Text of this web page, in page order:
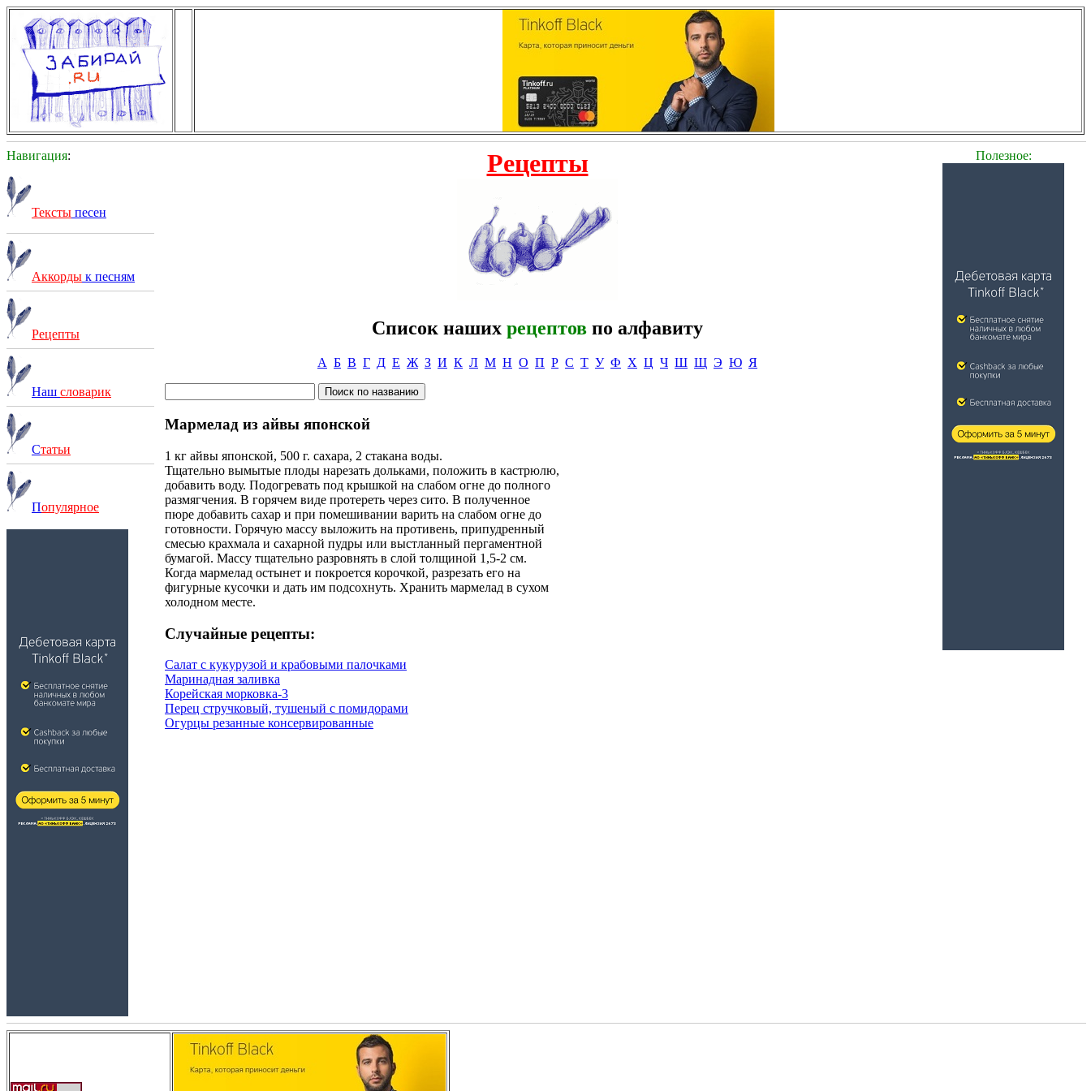
Навигация:
Тексты песен
Аккорды к песням
Рецепты
Наш словарик
Статьи
Популярное
Рецепты
Список наших рецептов по алфавиту
А Б В Г Д Е Ж З И К Л М Н О П Р С Т У Ф Х Ц Ч Ш Щ Э Ю Я
Мармелад из айвы японской
1 кг айвы японской, 500 г. сахара, 2 стакана воды.
Тщательно вымытые плоды нарезать дольками, положить в кастрюлю,
добавить воду. Подогревать под крышкой на слабом огне до полного
размягчения. В горячем виде протереть через сито. В полученное
пюре добавить сахар и при помешивании варить на слабом огне до
готовности. Горячую массу выложить на противень, припудренный
смесью крахмала и сахарной пудры или выстланный пергаментной
бумагой. Массу тщательно разровнять в слой толщиной 1,5-2 см.
Когда мармелад остынет и покроется корочкой, разрезать его на
фигурные кусочки и дать им подсохнуть. Хранить мармелад в сухом
холодном месте.
Случайные рецепты:
Салат с кукурузой и крабовыми палочками
Маринадная заливка
Корейская морковка-3
Перец стручковый, тушеный с помидорами
Огурцы резанные консервированные
Полезное: